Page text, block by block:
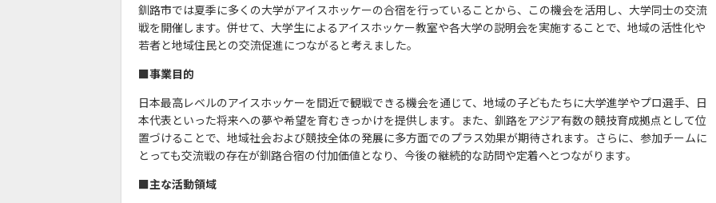
釧路市では夏季に多くの大学がアイスホッケーの合宿を行っていることから、この機会を活用し、大学同士の交流
戦を開催します。併せて、大学生によるアイスホッケー教室や各大学の説明会を実施することで、地域の活性化や
若者と地域住民との交流促進につながると考えました。
■事業目的
日本最高レベルのアイスホッケーを間近で観戦できる機会を通じて、地域の子どもたちに大学進学やプロ選手、日
本代表といった将来への夢や希望を育むきっかけを提供します。また、釧路をアジア有数の競技育成拠点として位
置づけることで、地域社会および競技全体の発展に多方面でのプラス効果が期待されます。さらに、参加チームに
とっても交流戦の存在が釧路合宿の付加価値となり、今後の継続的な訪問や定着へとつながります。
■主な活動領域